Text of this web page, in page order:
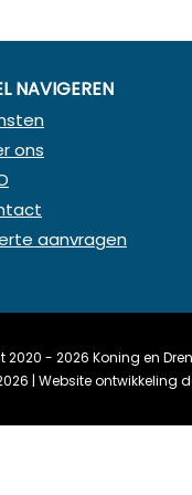
NAVIGEREN
ons
aanvragen
2020 - 2026 Koning en
| Website ontwikkeling